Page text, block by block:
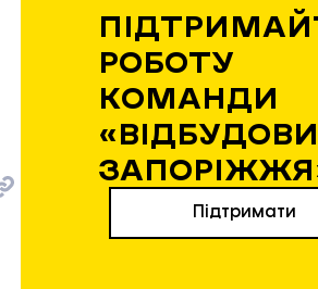
РОБОТУ
КОМАНДИ
Підтримати